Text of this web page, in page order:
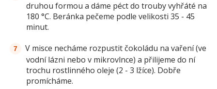
druhou formou a dáme péct do trouby vyhřáté na
180 °C. Beránka pečeme podle velikosti 35 - 45
minut.
V misce necháme rozpustit čokoládu na vaření (ve
vodní lázni nebo v mikrovlnce) a přilijeme do ní
trochu rostlinného oleje (2 - 3 lžíce). Dobře
promícháme.